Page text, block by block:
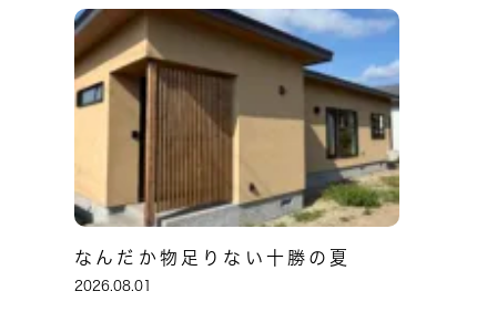
なんだか物足りない十勝の夏
2026.08.01